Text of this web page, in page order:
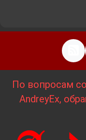
По вопросам
AndreyEx,